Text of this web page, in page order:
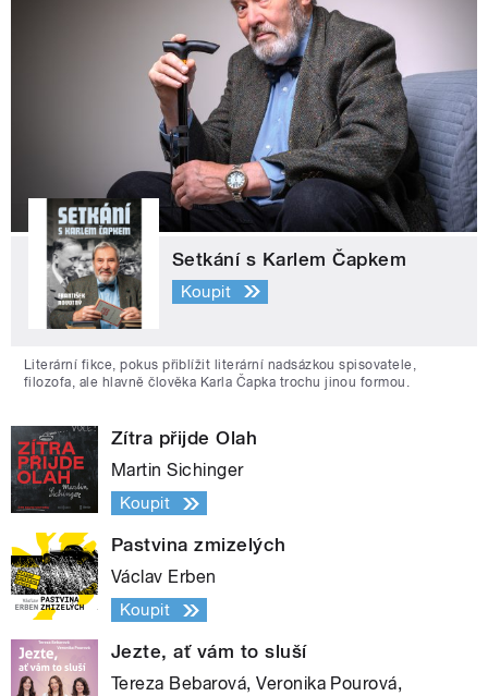
Setkání s Karlem Čapkem
Koupit
Literární fikce, pokus přiblížit literární nadsázkou spisovatele,
filozofa, ale hlavně člověka Karla Čapka trochu jinou formou.
Zítra přijde Olah
Martin Sichinger
Koupit
Pastvina zmizelých
Václav Erben
Koupit
Jezte, ať vám to sluší
Tereza Bebarová, Veronika Pourová,